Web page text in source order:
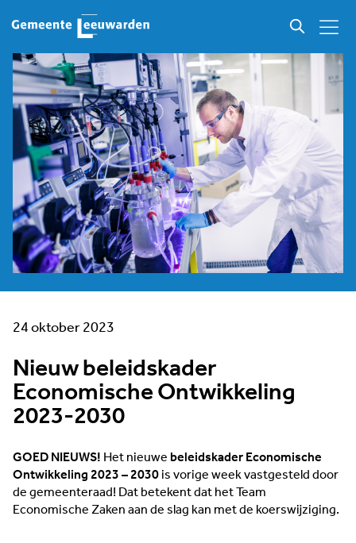
24 oktober 2023
Nieuw beleidskader
Economische Ontwikkeling
2023-2030
GOED NIEUWS! Het nieuwe beleidskader Economische
Ontwikkeling 2023 – 2030 is vorige week vastgesteld door
de gemeenteraad! Dat betekent dat het Team
Economische Zaken aan de slag kan met de koerswijziging.